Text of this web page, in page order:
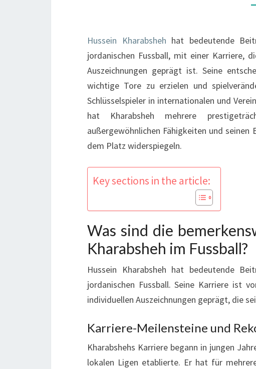
Hussein Kharabsheh hat bedeutende
jordanischen Fussball, mit einer Karriere,
Auszeichnungen geprägt ist. Seine
wichtige Tore zu erzielen und
Schlüsselspieler in internationalen und
hat Kharabsheh mehrere
außergewöhnlichen Fähigkeiten und
dem Platz widerspiegeln.
Key sections in the article:
Was sind die
Kharabsheh im Fussball?
Hussein Kharabsheh hat bedeutende
jordanischen Fussball. Seine Karriere ist
individuellen Auszeichnungen geprägt, die
Karriere-Meilensteine und
Kharabshehs Karriere begann in jungen
lokalen Ligen etablierte. Er hat für